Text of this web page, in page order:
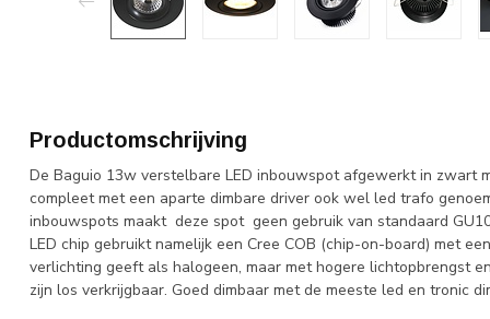
Productomschrijving
De Baguio 13w verstelbare LED inbouwspot afgewerkt in zwart
compleet met een aparte dimbare driver ook wel led trafo
inbouwspots maakt deze spot geen gebruik van standaard
LED chip gebruikt namelijk een Cree COB (chip-on-board) met
verlichting geeft als halogeen, maar met hogere lichtopbrengst
zijn los verkrijgbaar. Goed dimbaar met de meeste led en tronic